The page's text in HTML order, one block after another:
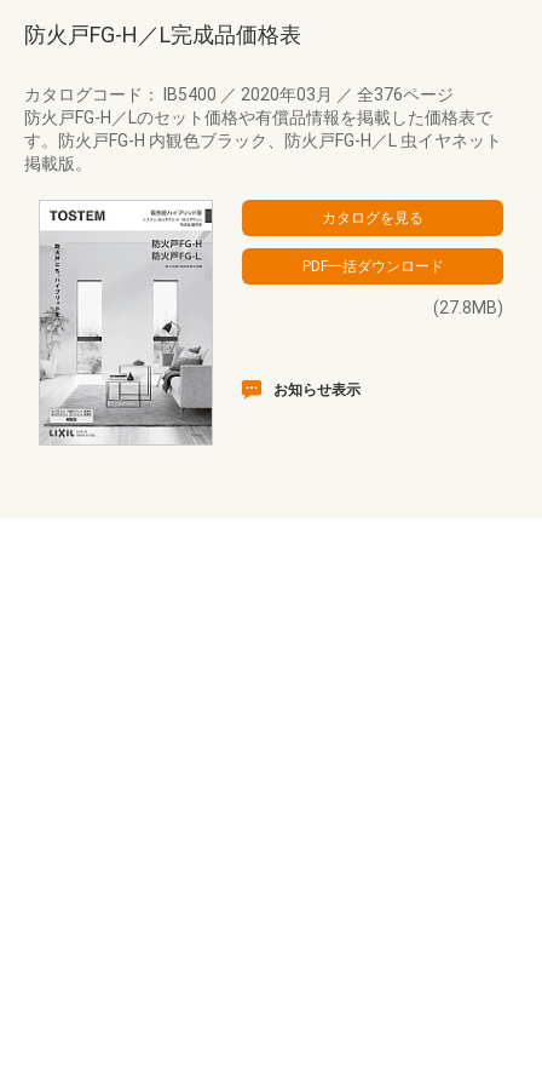
防火戸FG-H／L完成品価格表
カタログコード： IB5400 ／ 2020年03月 ／ 全376ページ
防火戸FG-H／Lのセット価格や有償品情報を掲載した価格表で
す。防火戸FG-H 内観色ブラック、防火戸FG-H／L 虫イヤネット
掲載版。
(27.8MB)
お知らせ表示